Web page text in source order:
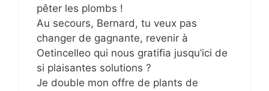
pêter les plombs !
Au secours, Bernard, tu veux pas
changer de gagnante, revenir à
Oetincelleo qui nous gratifia jusqu’ici de
si plaisantes solutions ?
Je double mon offre de plants de